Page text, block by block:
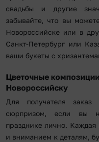
свадьбы и другие
забывайте, что вы
Новороссийске или в
Санкт-Петербург или
ваши букеты с
Цветочные
Новороссийску
Для получателя заказ
сюрпризом, если вы
празднике лично.
и вниманием к деталям,